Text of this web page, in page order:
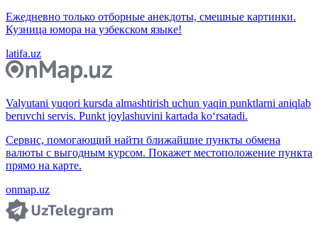
Ежедневно только отборные анекдоты, смешные картинки.
Кузница юмора на узбекском языке!
latifa.uz
Valyutani yuqori kursda almashtirish uchun yaqin punktlarni aniqlab
beruvchi servis. Punkt joylashuvini kartada ko‘rsatadi.
Сервис, помогающий найти ближайшие пункты обмена
валюты с выгодным курсом. Покажет местоположение пункта
прямо на карте.
onmap.uz